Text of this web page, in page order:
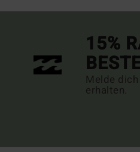
15%
Melde
erhalten.